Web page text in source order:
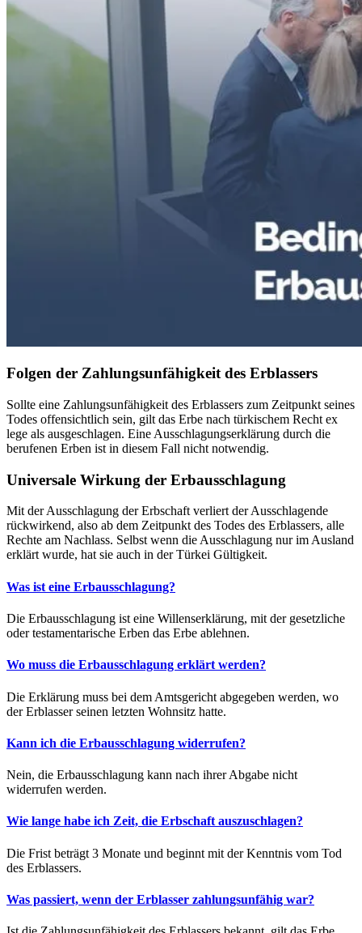
Folgen der Zahlungsunfähigkeit des Erblassers
Sollte eine Zahlungsunfähigkeit des Erblassers zum Zeitpunkt seines
Todes offensichtlich sein, gilt das Erbe nach türkischem Recht ex
lege als ausgeschlagen. Eine Ausschlagungserklärung durch die
berufenen Erben ist in diesem Fall nicht notwendig.
Universale Wirkung der Erbausschlagung
Mit der Ausschlagung der Erbschaft verliert der Ausschlagende
rückwirkend, also ab dem Zeitpunkt des Todes des Erblassers, alle
Rechte am Nachlass. Selbst wenn die Ausschlagung nur im Ausland
erklärt wurde, hat sie auch in der Türkei Gültigkeit.
Was ist eine Erbausschlagung?
Die Erbausschlagung ist eine Willenserklärung, mit der gesetzliche
oder testamentarische Erben das Erbe ablehnen.
Wo muss die Erbausschlagung erklärt werden?
Die Erklärung muss bei dem Amtsgericht abgegeben werden, wo
der Erblasser seinen letzten Wohnsitz hatte.
Kann ich die Erbausschlagung widerrufen?
Nein, die Erbausschlagung kann nach ihrer Abgabe nicht
widerrufen werden.
Wie lange habe ich Zeit, die Erbschaft auszuschlagen?
Die Frist beträgt 3 Monate und beginnt mit der Kenntnis vom Tod
des Erblassers.
Was passiert, wenn der Erblasser zahlungsunfähig war?